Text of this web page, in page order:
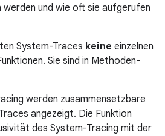
und wie oft sie aufgerufen
System-Traces keine einzelnen
Sie sind in Methoden-
werden zusammensetzbare
angezeigt. Die Funktion
des System-Tracing mit der